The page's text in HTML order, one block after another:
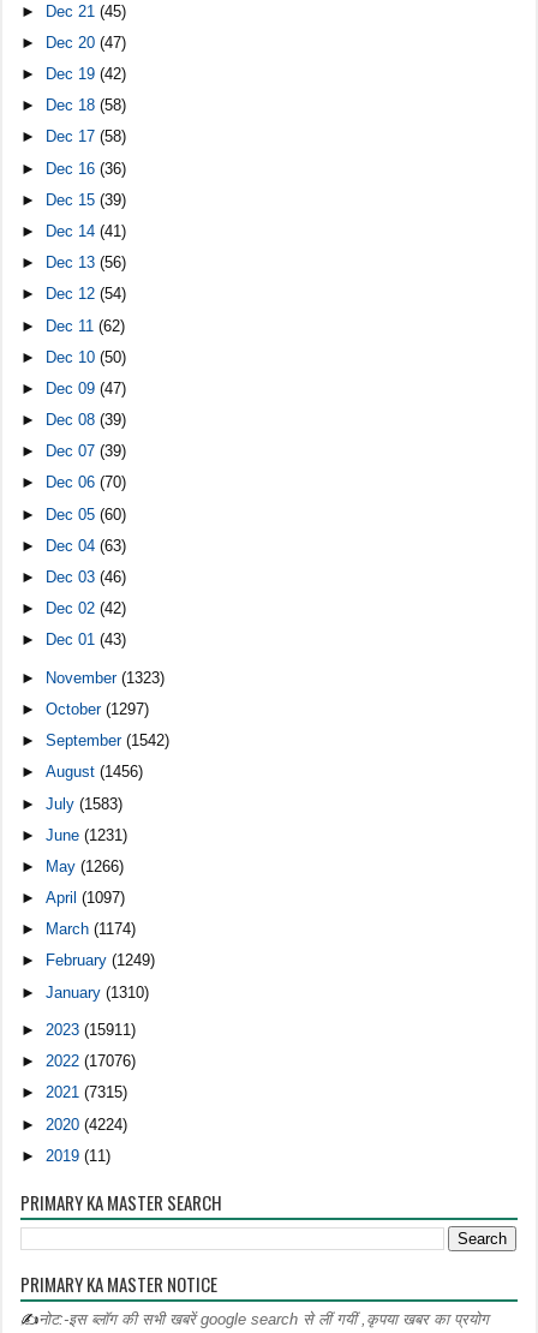
► Dec 21(45)
►
Dec 20(47)
►
Dec 19(42)
►
Dec 18(58)
►
Dec 17(58)
► Dec 16(36)
►
Dec 15(39)
►
Dec 14(41)
►
Dec 13(56)
►
Dec 12(54)
► Dec 11(62)
► Dec 10(50)
►
Dec 09(47)
►
Dec 08(39)
►
Dec 07(39)
►
Dec 06(70)
► Dec 05(60)
►
Dec 04(63)
►
Dec 03(46)
►
Dec 02(42)
►
Dec 01(43)
► November(1323)
►October(1297)
►September(1542)
►August(1456)
►July(1583)
►June(1231)
►
May(1266)
►April(1097)
►
March(1174)
►
February(1249)
►January(1310)
►2023(15911)
►2022(17076)
►2021(7315)
► 2020(4224)
► 2019(11)
PRIMARY KA MASTER SEARCH
PRIMARY KA MASTER NOTICE
✍नोट:-इस ब्लॉग की सभी खबरें google search से लीं गयीं ,कृपया खबर का प्रयोग